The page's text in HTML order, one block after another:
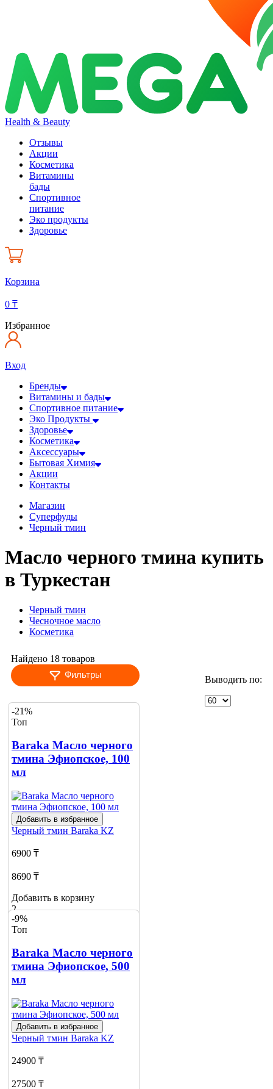
Health & Beauty
Отзывы
Акции
Косметика
Витамины
бады
Спортивное
питание
Эко продукты
Здоровье
Корзина
0 ₸
Избранное
Вход
Бренды
Витамины и бады
Спортивное питание
Эко Продукты
Здоровье
Косметика
Аксессуары
Бытовая Химия
Акции
Контакты
Магазин
Суперфуды
Черный тмин
Масло черного тмина купить
в Туркестан
Черный тмин
Чесночное масло
Косметика
Найдено 18 товаров
Фильтры
Выводить по:
-21%
Топ
Baraka Масло черного
тмина Эфиопское, 100
мл
Добавить в избранное
Черный тмин Baraka KZ
6900 ₸
8690 ₸
Добавить в корзину
2
-9%
Топ
Baraka Масло черного
тмина Эфиопское, 500
мл
Добавить в избранное
Черный тмин Baraka KZ
24900 ₸
27500 ₸